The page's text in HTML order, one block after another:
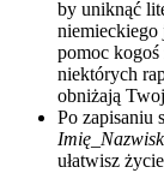
by uniknąć
niemieckiego
pomoc kogoś
niektórych
obniżają
Po zapisaniu
ułatwisz